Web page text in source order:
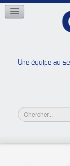
Une équipe au
RÉSEAUX
Les ateliers